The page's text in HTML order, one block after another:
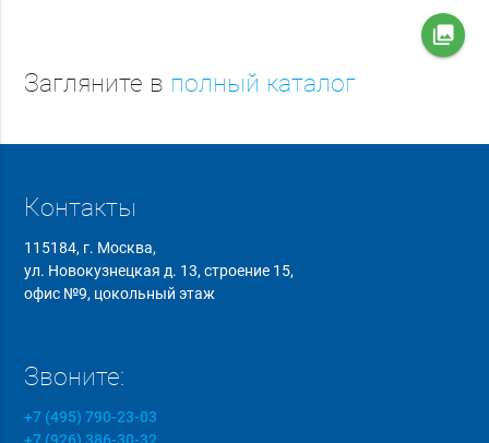
collections
Загляните в полный каталог
Контакты
115184, г. Москва,
ул. Новокузнецкая д. 13, строение 15,
офис №9, цокольный этаж
Звоните:
+7 (495) 790-23-03